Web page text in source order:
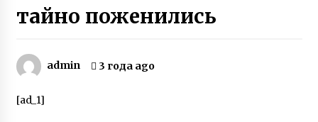
3 года ago
тайно поженились
admin 3 года ago
[ad_1]